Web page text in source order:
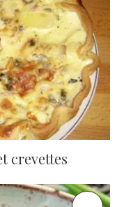
crevettes